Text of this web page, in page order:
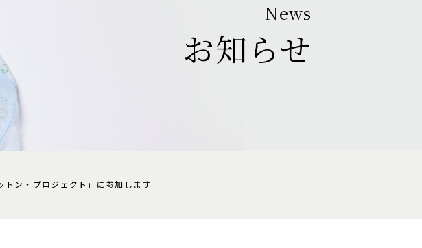
News
お知らせ
トン・プロジェクト」に参加します